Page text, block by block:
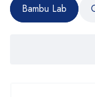
Bambu Lab